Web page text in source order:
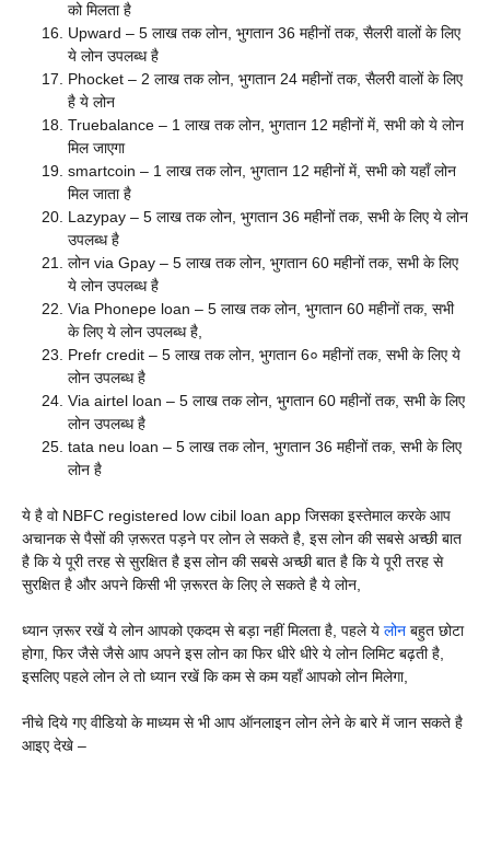
को मिलता है
Upward – 5 लाख तक लोन, भुगतान 36 महीनों तक, सैलरी वालों के लिए
ये लोन उपलब्ध है
Phocket – 2 लाख तक लोन, भुगतान 24 महीनों तक, सैलरी वालों के लिए
है ये लोन
Truebalance – 1 लाख तक लोन, भुगतान 12 महीनों में, सभी को ये लोन
मिल जाएगा
smartcoin – 1 लाख तक लोन, भुगतान 12 महीनों में, सभी को यहाँ लोन
मिल जाता है
Lazypay – 5 लाख तक लोन, भुगतान 36 महीनों तक, सभी के लिए ये लोन
उपलब्ध है
लोन via Gpay – 5 लाख तक लोन, भुगतान 60 महीनों तक, सभी के लिए
ये लोन उपलब्ध है
Via Phonepe loan – 5 लाख तक लोन, भुगतान 60 महीनों तक, सभी
के लिए ये लोन उपलब्ध है,
Prefr credit – 5 लाख तक लोन, भुगतान 6० महीनों तक, सभी के लिए ये
लोन उपलब्ध है
Via airtel loan – 5 लाख तक लोन, भुगतान 60 महीनों तक, सभी के लिए
लोन उपलब्ध है
tata neu loan – 5 लाख तक लोन, भुगतान 36 महीनों तक, सभी के लिए
लोन है
ये है वो NBFC registered low cibil loan app जिसका इस्तेमाल करके आप
अचानक से पैसों की ज़रूरत पड़ने पर लोन ले सकते है, इस लोन की सबसे अच्छी बात
है कि ये पूरी तरह से सुरक्षित है इस लोन की सबसे अच्छी बात है कि ये पूरी तरह से
सुरक्षित है और अपने किसी भी ज़रूरत के लिए ले सकते है ये लोन,
ध्यान ज़रूर रखें ये लोन आपको एकदम से बड़ा नहीं मिलता है, पहले ये लोन बहुत छोटा
होगा, फिर जैसे जैसे आप अपने इस लोन का फिर धीरे धीरे ये लोन लिमिट बढ़ती है,
इसलिए पहले लोन ले तो ध्यान रखें कि कम से कम यहाँ आपको लोन मिलेगा,
नीचे दिये गए वीडियो के माध्यम से भी आप ऑनलाइन लोन लेने के बारे में जान सकते है
आइए देखे –